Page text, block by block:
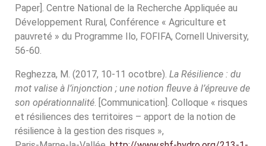
Paper]. Centre National de la Recherche Appliquée au
Développement Rural, Conférence « Agriculture et
pauvreté » du Programme Ilo, FOFIFA, Cornell University,
56-60.
Reghezza, M. (2017, 10-11 ocotbre). La Résilience : du
mot valise à l’injonction ; une notion fleuve à l’épreuve de
son opérationnalité. [Communication]. Colloque « risques
et résiliences des territoires – apport de la notion de
résilience à la gestion des risques »,